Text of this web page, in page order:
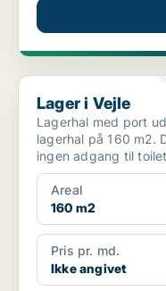
Lager i Vejle
Lager i Vejle
Lagerhal med port
lagerhal på 160 m2.
Areal
160 m2
Pris pr. md.
Ikke angivet